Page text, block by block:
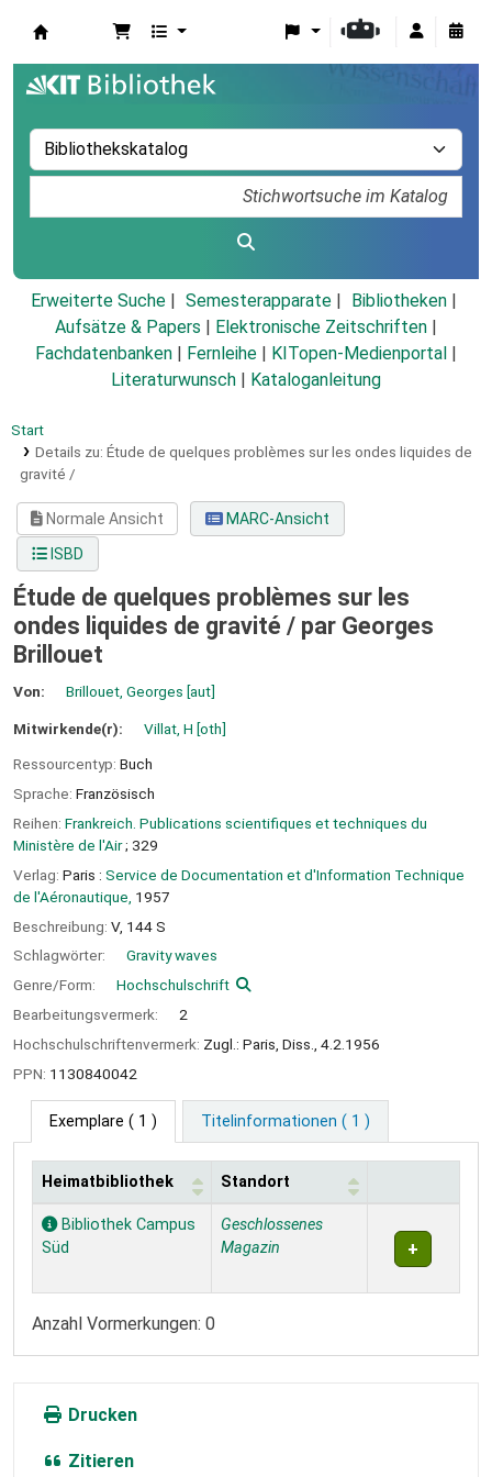
Erweiterte Suche Semesterapparate
Bibliotheken
Aufsätze & Papers
Elektronische Zeitschriften
Fachdatenbanken
Fernleihe KITopen-Medienportal
Literaturwunsch
Kataloganleitung
Start
Details zu: Étude de quelques problèmes sur les ondes liquides de
gravité /
Normale Ansicht
MARC-Ansicht
ISBD
Étude de quelques problèmes sur les
ondes liquides de gravité / par Georges
Brillouet
Von: Brillouet, Georges [aut]
Mitwirkende(r): Villat, H [oth]
Ressourcentyp: Buch
Sprache: Französisch
Reihen: Frankreich. Publications scientifiques et techniques du
Ministère de l'Air; 329
Verlag: Paris : Service de Documentation et d'Information Technique
de l'Aéronautique, 1957
Beschreibung: V, 144 S
Schlagwörter:
Gravity waves
Genre/Form:
Hochschulschrift
Bearbeitungsvermerk:
2
Hochschulschriftenvermerk: Zugl.: Paris, Diss., 4.2.1956
PPN: 1130840042
Exemplare ( 1 ) Titelinformationen ( 1 )
Exemplare
Heimatbibliothek Standort
Bibliothek Campus
Süd
Geschlossenes
Magazin
Anzahl Vormerkungen: 0
Drucken
Zitieren